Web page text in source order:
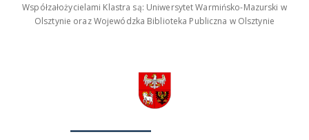
Współzałożycielami Klastra są: Uniwersytet Warmińsko-Mazurski w
Olsztynie oraz Wojewódzka Biblioteka Publiczna w Olsztynie